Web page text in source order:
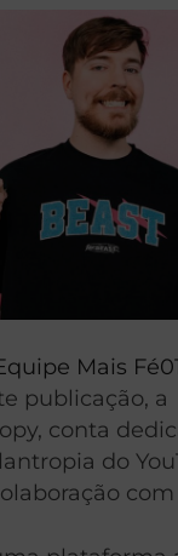
Mais Fé
publicação, a
conta
do
com